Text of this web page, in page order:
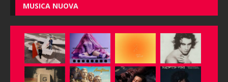
MUSICA NUOVA